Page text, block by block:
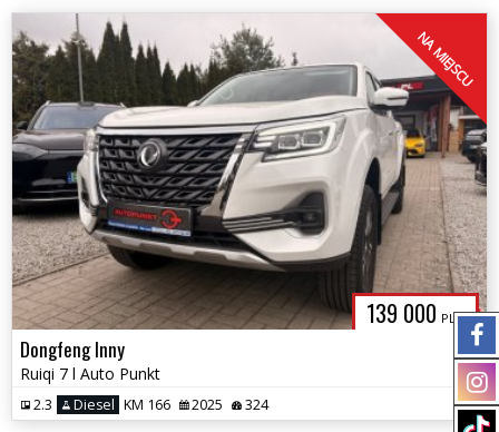
139 000 PLN
NA MIEJSCU
Dongfeng Inny
Ruiqi 7 l Auto Punkt
2.3 Diesel KM 166 2025 324